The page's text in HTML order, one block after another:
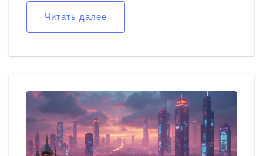
задач и программного обеспечения. Также
производительности и советы по выбору
Читать далее